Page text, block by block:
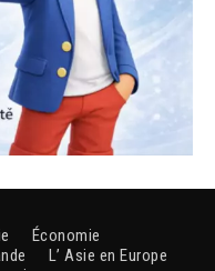
Économie
L’ Asie en Europe